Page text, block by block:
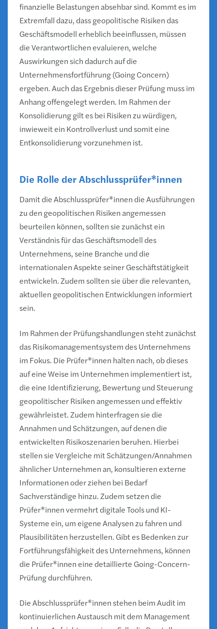
finanzielle Belastungen absehbar sind. Kommt es im
Extremfall dazu, dass geopolitische Risiken das
Geschäftsmodell erheblich beeinflussen, müssen
die Verantwortlichen evaluieren, welche
Auswirkungen sich dadurch auf die
Unternehmensfortführung (Going Concern)
ergeben. Auch das Ergebnis dieser Prüfung muss im
Anhang offengelegt werden. Im Rahmen der
Konsolidierung gilt es bei Risiken zu würdigen,
inwieweit ein Kontrollverlust und somit eine
Entkonsolidierung vorzunehmen ist.
Die Rolle der Abschlussprüfer*innen
Damit die Abschlussprüfer*innen die Ausführungen
zu den geopolitischen Risiken angemessen
beurteilen können, sollten sie zunächst ein
Verständnis für das Geschäftsmodell des
Unternehmens, seine Branche und die
internationalen Aspekte seiner Geschäftstätigkeit
entwickeln. Zudem sollten sie über die relevanten,
aktuellen geopolitischen Entwicklungen informiert
sein.
Im Rahmen der Prüfungshandlungen steht zunächst
das Risikomanagementsystem des Unternehmens
im Fokus. Die Prüfer*innen halten nach, ob dieses
auf eine Weise im Unternehmen implementiert ist,
die eine Identifizierung, Bewertung und Steuerung
geopolitischer Risiken angemessen und effektiv
gewährleistet. Zudem hinterfragen sie die
Annahmen und Schätzungen, auf denen die
entwickelten Risikoszenarien beruhen. Hierbei
stellen sie Vergleiche mit Schätzungen/Annahmen
ähnlicher Unternehmen an, konsultieren externe
Informationen oder ziehen bei Bedarf
Sachverständige hinzu. Zudem setzen die
Prüfer*innen vermehrt digitale Tools und KI-
Systeme ein, um eigene Analysen zu fahren und
Plausibilitäten herzustellen. Gibt es Bedenken zur
Fortführungsfähigkeit des Unternehmens, können
die Prüfer*innen eine detaillierte Going-Concern-
Prüfung durchführen.
Die Abschlussprüfer*innen stehen beim Audit im
kontinuierlichen Austausch mit dem Management